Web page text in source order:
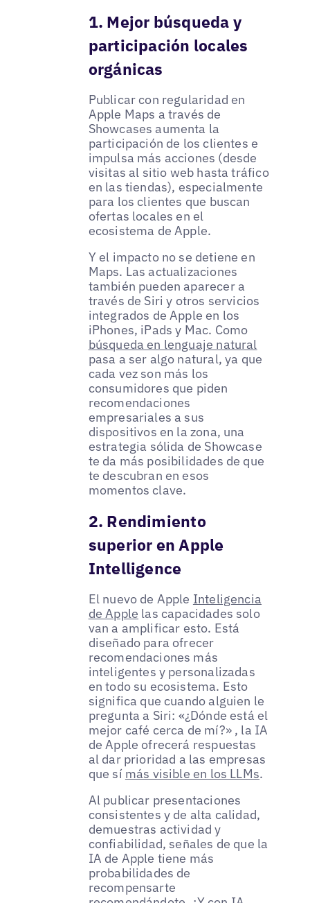
1. Mejor búsqueda y
participación locales
orgánicas
Publicar con regularidad en
Apple Maps a través de
Showcases aumenta la
participación de los clientes e
impulsa más acciones (desde
visitas al sitio web hasta tráfico
en las tiendas), especialmente
para los clientes que buscan
ofertas locales en el
ecosistema de Apple.
Y el impacto no se detiene en
Maps. Las actualizaciones
también pueden aparecer a
través de Siri y otros servicios
integrados de Apple en los
iPhones, iPads y Mac. Como
búsqueda en lenguaje natural
pasa a ser algo natural, ya que
cada vez son más los
consumidores que piden
recomendaciones
empresariales a sus
dispositivos en la zona, una
estrategia sólida de Showcase
te da más posibilidades de que
te descubran en esos
momentos clave.
2. Rendimiento
superior en Apple
Intelligence
El nuevo de Apple Inteligencia
de Apple las capacidades solo
van a amplificar esto. Está
diseñado para ofrecer
recomendaciones más
inteligentes y personalizadas
en todo su ecosistema. Esto
significa que cuando alguien le
pregunta a Siri: «¿Dónde está el
mejor café cerca de mí?» , la IA
de Apple ofrecerá respuestas
al dar prioridad a las empresas
que sí más visible en los LLMs.
Al publicar presentaciones
consistentes y de alta calidad,
demuestras actividad y
confiabilidad, señales de que la
IA de Apple tiene más
probabilidades de
recompensarte